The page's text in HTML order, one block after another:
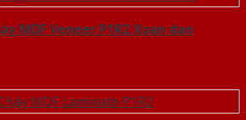
MDF Veneer P1R2 Xoan dao